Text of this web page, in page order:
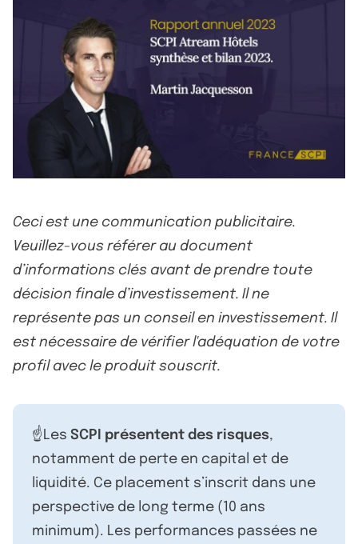
Ceci est une communication publicitaire.
Veuillez-vous référer au document
d’informations clés avant de prendre toute
décision finale d’investissement. Il ne
représente pas un conseil en investissement. Il
est nécessaire de vérifier l'adéquation de votre
profil avec le produit souscrit.
☝️Les SCPI présentent des risques,
notamment de perte en capital et de
liquidité. Ce placement s’inscrit dans une
perspective de long terme (10 ans
minimum). Les performances passées ne